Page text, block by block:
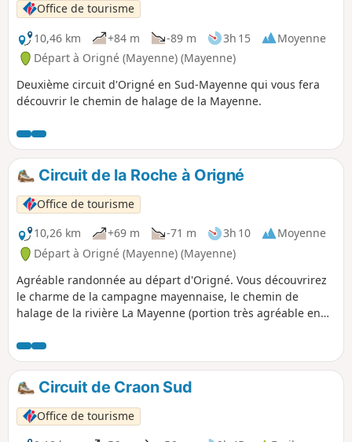
Office de tourisme
10,46 km
+84 m -89 m 3h 15
Moyenne
Départ à Origné (Mayenne) (Mayenne)
Deuxième circuit d'Origné en Sud-Mayenne qui vous fera
découvrir le chemin de halage de la Mayenne.
Circuit de la Roche à Origné
Office de tourisme
10,26 km
+69 m -71 m 3h 10
Moyenne
Départ à Origné (Mayenne) (Mayenne)
Agréable randonnée au départ d'Origné. Vous découvrirez
le charme de la campagne mayennaise, le chemin de
halage de la rivière La Mayenne (portion très agréable en
Circuit de Craon Sud
Office de tourisme